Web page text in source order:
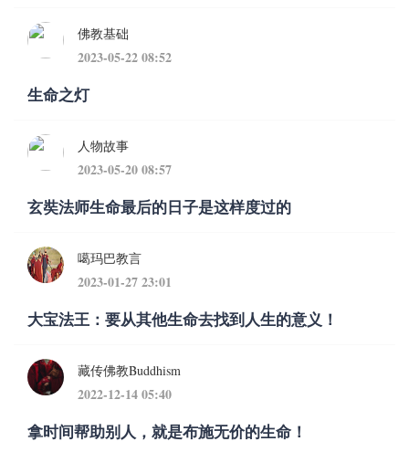
佛教基础
2023-05-22 08:52
生命之灯
人物故事
2023-05-20 08:57
玄奘法师生命最后的日子是这样度过的
噶玛巴教言
2023-01-27 23:01
大宝法王：要从其他生命去找到人生的意义！
藏传佛教Buddhism
2022-12-14 05:40
拿时间帮助别人，就是布施无价的生命！